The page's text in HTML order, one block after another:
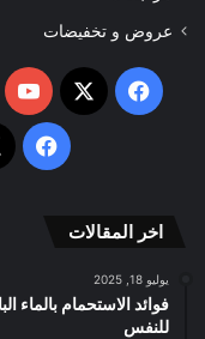
عروض و تخفيضات
فيسبوك
‫X
اخر المقالات
يوليو 18, 2025
فوائد الاستحمام
للنفس